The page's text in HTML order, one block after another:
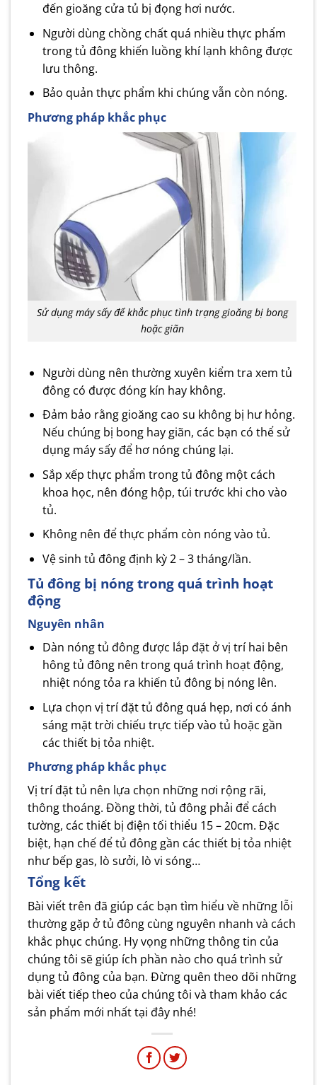
đến gioăng cửa tủ bị đọng hơi nước.
Người dùng chồng chất quá nhiều thực phẩm
trong tủ đông khiến luồng khí lạnh không được
lưu thông.
Bảo quản thực phẩm khi chúng vẫn còn nóng.
Phương pháp khắc phục
Sử dụng máy sấy để khắc phục tình trạng gioăng bị bong
hoặc giãn
Người dùng nên thường xuyên kiểm tra xem tủ
đông có được đóng kín hay không.
Đảm bảo rằng gioăng cao su không bị hư hỏng.
Nếu chúng bị bong hay giãn, các bạn có thể sử
dụng máy sấy để hơ nóng chúng lại.
Sắp xếp thực phẩm trong tủ đông một cách
khoa học, nên đóng hộp, túi trước khi cho vào
tủ.
Không nên để thực phẩm còn nóng vào tủ.
Vệ sinh tủ đông định kỳ 2 – 3 tháng/lần.
Tủ đông bị nóng trong quá trình hoạt
động
Nguyên nhân
Dàn nóng tủ đông được lắp đặt ở vị trí hai bên
hông tủ đông nên trong quá trình hoạt động,
nhiệt nóng tỏa ra khiến tủ đông bị nóng lên.
Lựa chọn vị trí đặt tủ đông quá hẹp, nơi có ánh
sáng mặt trời chiếu trực tiếp vào tủ hoặc gần
các thiết bị tỏa nhiệt.
Phương pháp khắc phục
Vị trí đặt tủ nên lựa chọn những nơi rộng rãi,
thông thoáng. Đồng thời, tủ đông phải để cách
tường, các thiết bị điện tối thiểu 15 – 20cm. Đặc
biệt, hạn chế để tủ đông gần các thiết bị tỏa nhiệt
như bếp gas, lò sưởi, lò vi sóng…
Tổng kết
Bài viết trên đã giúp các bạn tìm hiểu về những lỗi
thường gặp ở tủ đông cùng nguyên nhanh và cách
khắc phục chúng. Hy vọng những thông tin của
chúng tôi sẽ giúp ích phần nào cho quá trình sử
dụng tủ đông của bạn. Đừng quên theo dõi những
bài viết tiếp theo của chúng tôi và tham khảo các
sản phẩm mới nhất tại đây nhé!